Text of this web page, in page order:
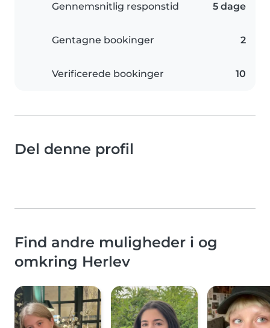
Gennemsnitlig responstid 5 dage
Gentagne bookinger 2
Verificerede bookinger 10
Del denne profil
Find andre muligheder i og
omkring Herlev